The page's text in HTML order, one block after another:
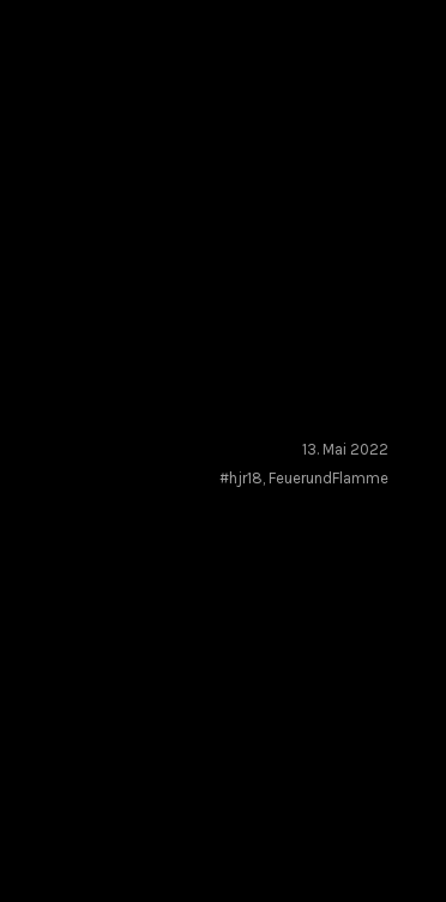
13. Mai 2022
#hjr18, FeuerundFlamme